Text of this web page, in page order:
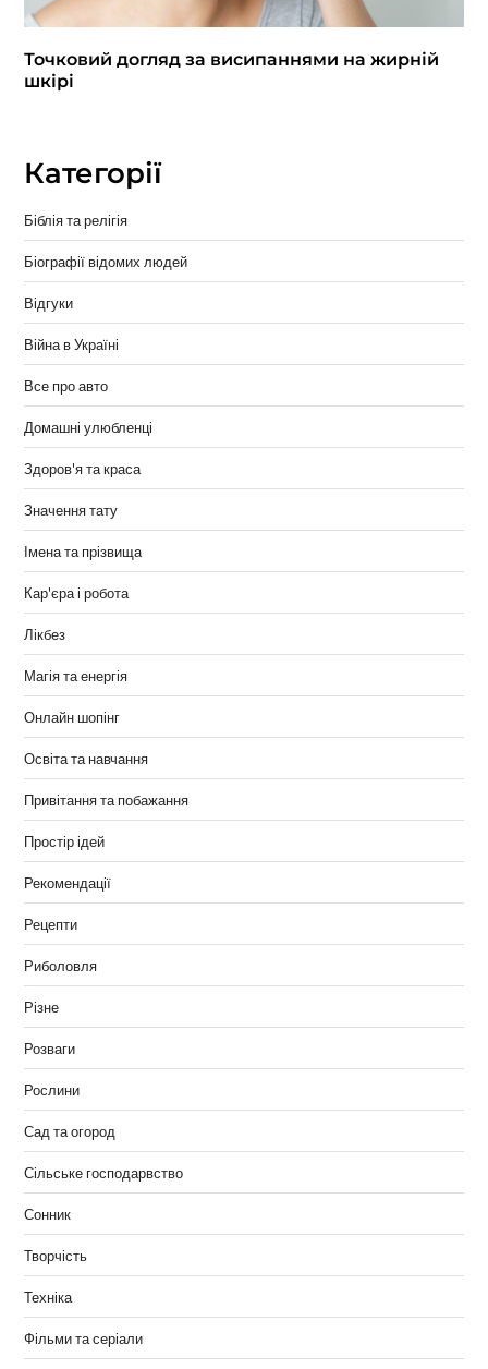
Точковий догляд за висипаннями на жирній
шкірі
Категорії
Біблія та релігія
Біографії відомих людей
Відгуки
Війна в Україні
Все про авто
Домашні улюбленці
Здоров'я та краса
Значення тату
Імена та прізвища
Кар'єра і робота
Лікбез
Магія та енергія
Онлайн шопінг
Освіта та навчання
Привітання та побажання
Простір ідей
Рекомендації
Рецепти
Риболовля
Різне
Розваги
Рослини
Сад та огород
Сільське господарвство
Сонник
Творчість
Техніка
Фільми та серіали